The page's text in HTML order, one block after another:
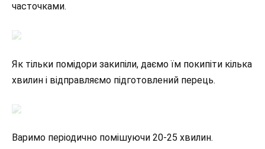
часточками.
Як тільки помідори закипіли, даємо їм покипіти кілька
хвилин і відправляємо підготовлений перець.
Варимо періодично помішуючи 20-25 хвилин.